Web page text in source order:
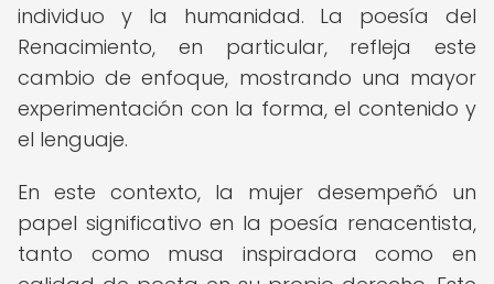
individuo y la humanidad. La poesía del
Renacimiento, en particular, refleja este
cambio de enfoque, mostrando una mayor
experimentación con la forma, el contenido y
el lenguaje.
En este contexto, la mujer desempeñó un
papel significativo en la poesía renacentista,
tanto como musa inspiradora como en